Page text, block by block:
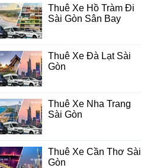
Thuê Xe Hồ Tràm Đi
Sài Gòn Sân Bay
Thuê Xe Đà Lạt Sài
Gòn
Thuê Xe Nha Trang
Sài Gòn
Thuê Xe Cần Thơ Sài
Gòn